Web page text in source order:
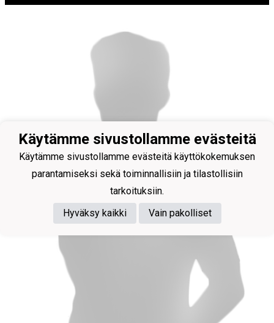
Käytämme sivustollamme evästeitä
Käytämme sivustollamme evästeitä käyttökokemuksen
parantamiseksi sekä toiminnallisiin ja tilastollisiin
tarkoituksiin.
Hyväksy kaikki
Vain pakolliset